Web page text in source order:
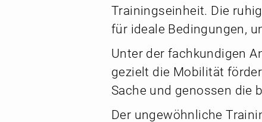
Trainingseinheit. Die
für ideale Bedingungen,
Unter der fachkundigen
gezielt die Mobilität
Sache und genossen die
Der ungewöhnliche